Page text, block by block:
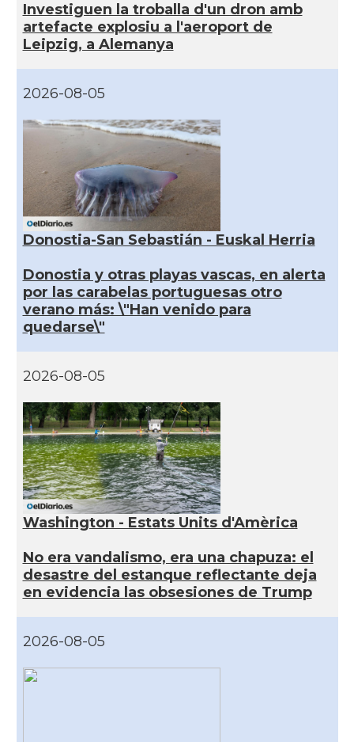
Investiguen la troballa d'un dron amb
artefacte explosiu a l'aeroport de
Leipzig, a Alemanya
2026-08-05
Donostia-San Sebastián - Euskal Herria
Donostia y otras playas vascas, en alerta
por las carabelas portuguesas otro
verano más: \"Han venido para
quedarse\"
2026-08-05
Washington - Estats Units d'Amèrica
No era vandalismo, era una chapuza: el
desastre del estanque reflectante deja
en evidencia las obsesiones de Trump
2026-08-05